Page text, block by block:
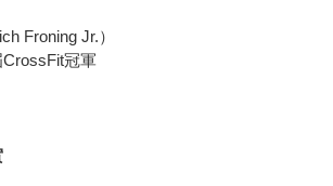
Froning Jr.）
冠軍